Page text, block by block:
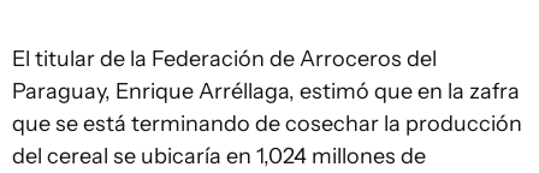
El titular de la Federación de Arroceros del
Paraguay, Enrique Arréllaga, estimó que en la zafra
que se está terminando de cosechar la producción
del cereal se ubicaría en 1,024 millones de